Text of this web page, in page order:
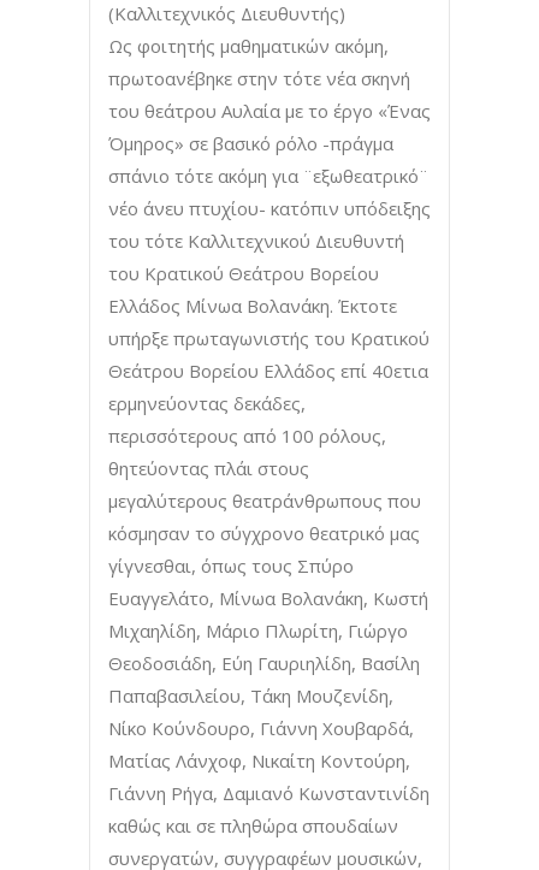
(Καλλιτεχνικός Διευθυντής)
Ως φοιτητής μαθηματικών ακόμη,
πρωτοανέβηκε στην τότε νέα σκηνή
του θεάτρου Αυλαία με το έργο «Ένας
Όμηρος» σε βασικό ρόλο -πράγμα
σπάνιο τότε ακόμη για ¨εξωθεατρικό¨
νέο άνευ πτυχίου- κατόπιν υπόδειξης
του τότε Καλλιτεχνικού Διευθυντή
του Κρατικού Θεάτρου Βορείου
Ελλάδος Μίνωα Βολανάκη. Έκτοτε
υπήρξε πρωταγωνιστής του Κρατικού
Θεάτρου Βορείου Ελλάδος επί 40ετια
ερμηνεύοντας δεκάδες,
περισσότερους από 100 ρόλους,
θητεύοντας πλάι στους
μεγαλύτερους θεατράνθρωπους που
κόσμησαν το σύγχρονο θεατρικό μας
γίγνεσθαι, όπως τους Σπύρο
Ευαγγελάτο, Μίνωα Βολανάκη, Κωστή
Μιχαηλίδη, Μάριο Πλωρίτη, Γιώργο
Θεοδοσιάδη, Εύη Γαυριηλίδη, Βασίλη
Παπαβασιλείου, Τάκη Μουζενίδη,
Νίκο Κούνδουρο, Γιάννη Χουβαρδά,
Ματίας Λάνχοφ, Νικαίτη Κοντούρη,
Γιάννη Ρήγα, Δαμιανό Κωνσταντινίδη
καθώς και σε πληθώρα σπουδαίων
συνεργατών, συγγραφέων μουσικών,